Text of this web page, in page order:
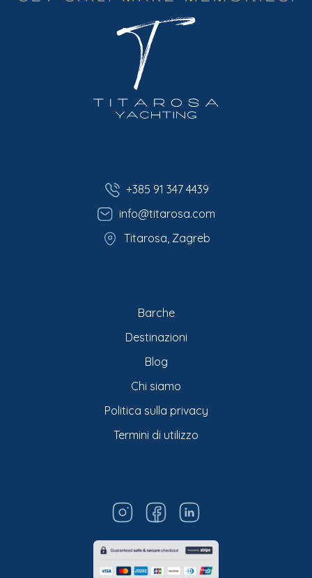
+385 91 347 4439
info@titarosa.com
Titarosa, Zagreb
Barche
Destinazioni
Blog
Chi siamo
Politica sulla privacy
Termini di utilizzo